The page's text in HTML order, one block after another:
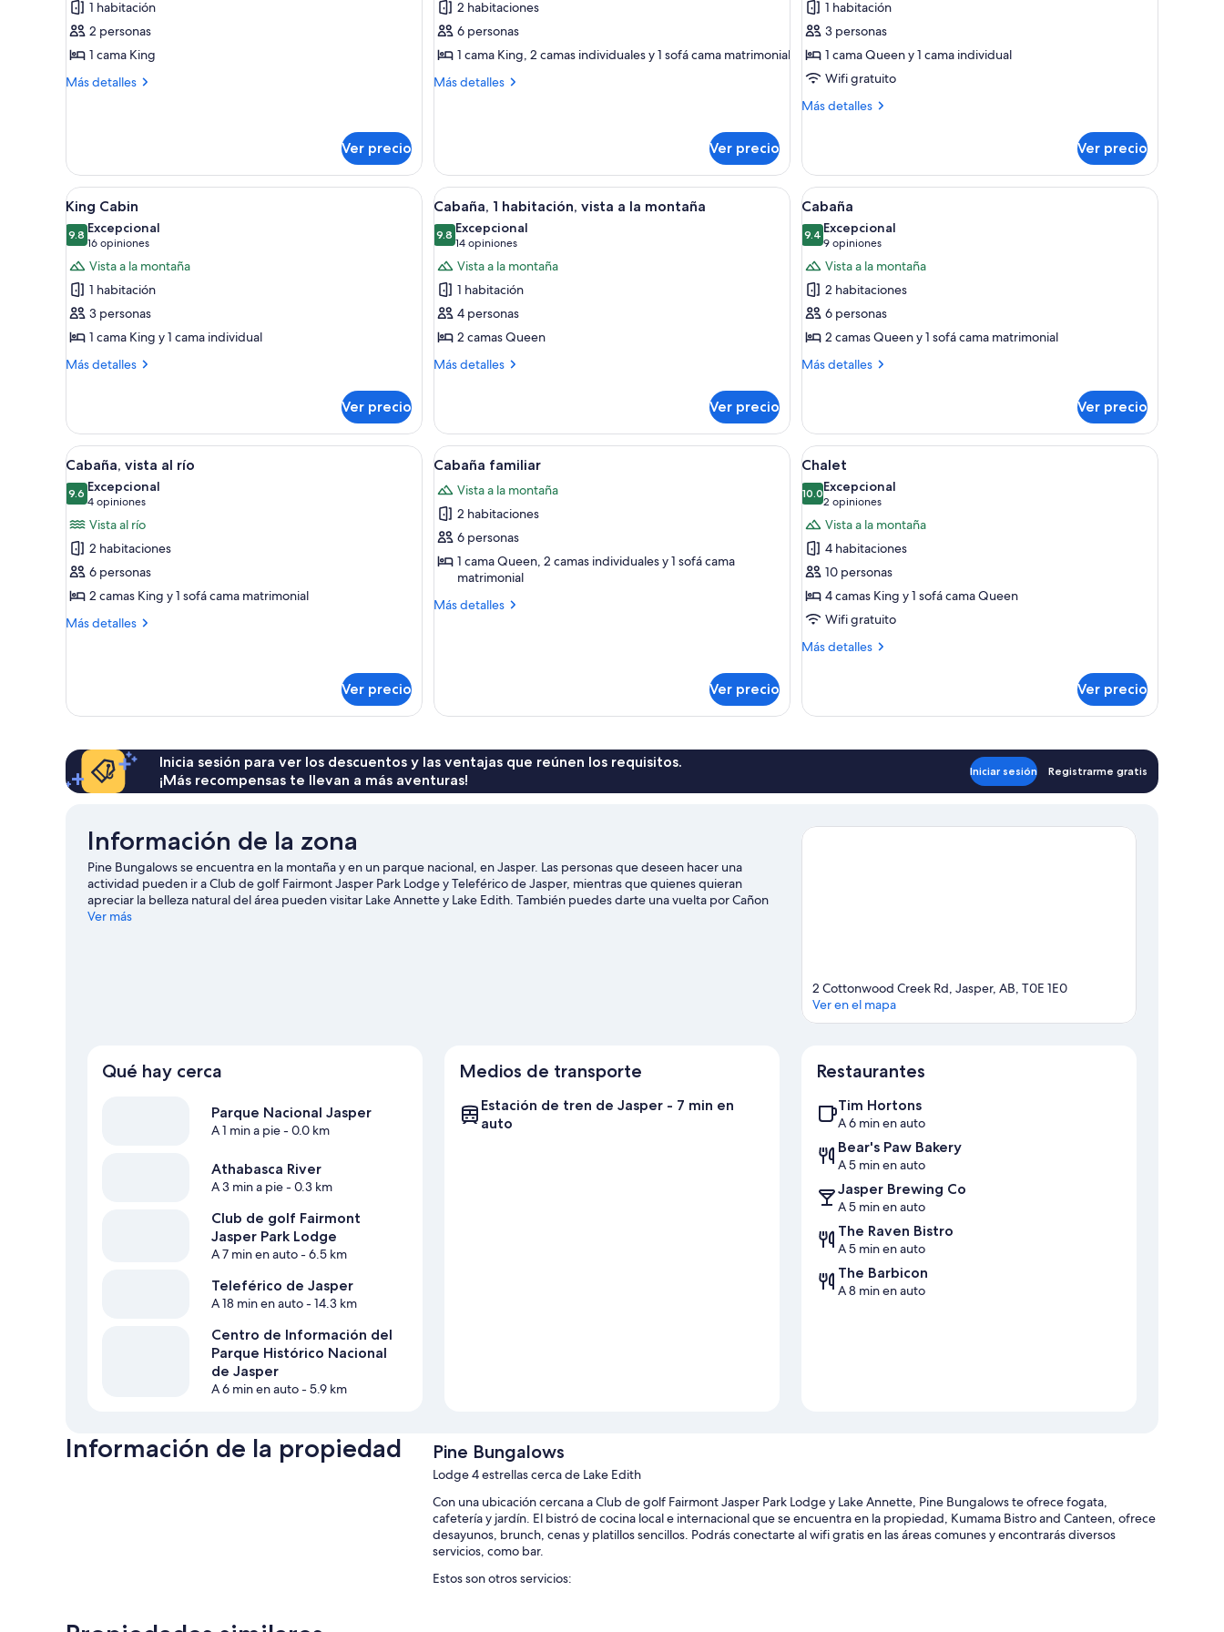
Cabaña,
vista
al
río
1 habitación
2 personas
1 cama King
Más detalles
Más
al
río
Ver precio
Cabaña
familiar,
vista
al
2 habitaciones
6 personas
1 cama King, 2 camas individuales y 1 sofá cama matrimonial
Más detalles
Más
vista
al
río
Ver precio
Habitación
doble
1 habitación
3 personas
1 cama Queen y 1 cama individual
Wifi gratuito
Más detalles
Más
doble
Ver precio
Abrir
todas
las
fotos
de
King
Cabin
Una cabaña de troncos con puerta roja, rodeada de un bosque denso.
11
King Cabin
9.89.8 de 10
Excepcional
16 opiniones
(16
opiniones)
Vista a la montaña
1 habitación
3 personas
1 cama King y 1 cama individual
Más detalles
Más
Cabin
Ver precio
Abrir
todas
las
fotos
de
Cabaña,
1
habitación,
vista
montaña
Una cabaña con chimenea de piedra, techo verde y rodeada de árboles y rocas.
10
Cabaña, 1 habitación, vista a la montaña
9.89.8 de 10
Excepcional
14 opiniones
(14
opiniones)
Vista a la montaña
1 habitación
4 personas
2 camas Queen
Más detalles
Más
1
habitación,
vista
la
montaña
Ver precio
Abrir
todas
las
fotos
de
Cabaña
Una cabaña de troncos con puerta roja, dos
14
Cabaña
9.49.4 de 10
Excepcional
9 opiniones
(9
opiniones)
Vista a la montaña
2 habitaciones
6 personas
2 camas Queen y 1 sofá cama matrimonial
Más detalles
Más
Ver precio
Abrir
todas
las
fotos
de
Cabaña,
vista
al
río
Una cabaña rústica con techo verde, una mesa de picnic de madera y un bote de basura adelante.
12
Cabaña, vista al río
9.69.6 de 10
Excepcional
4 opiniones
(4
opiniones)
Vista al río
2 habitaciones
6 personas
2 camas King y 1 sofá cama matrimonial
Más detalles
Más
al
río
Ver precio
Abrir
todas
las
fotos
de
Cabaña
familiar
Una cabaña de troncos con puerta roja, dos ventanas y chimenea de piedra.
15
Cabaña familiar
Vista a la montaña
2 habitaciones
6 personas
1 cama Queen, 2 camas individuales y 1 sofá cama
matrimonial
Más detalles
Más
Ver precio
Abrir
todas
las
fotos
de
Chalet
Una cabaña de madera con techo verde,
27
Chalet
10.010.0 de 10
Excepcional
2 opiniones
(2
opiniones)
Vista a la montaña
4 habitaciones
10 personas
4 camas King y 1 sofá cama Queen
Wifi gratuito
Más detalles
Más
Ver precio
Inicia sesión para ver los descuentos y las ventajas que reúnen los requisitos.
¡Más recompensas te llevan a más aventuras!
Iniciar sesión Registrarme gratis
Información de la zona
Pine Bungalows se encuentra en la montaña y en un parque nacional, en Jasper. Las personas que deseen hacer una
actividad pueden ir a Club de golf Fairmont Jasper Park Lodge y Teleférico de Jasper, mientras que quienes quieran
apreciar la belleza natural del área pueden visitar Lake Annette y Lake Edith. También puedes darte una vuelta por Cañon
del Maligne y Pyramid Lake. Encontrarás muchas opciones para disfrutar del aire libre con actividades como paseos a pie o
Ver más
2 Cottonwood Creek Rd, Jasper, AB, T0E 1E0
Ver en el mapa
Qué hay cerca
Parque Nacional Jasper
A 1 min a pie- 0.0 km
Athabasca River
A 3 min a pie- 0.3 km
Club de golf Fairmont
Jasper Park Lodge
A 7 min en auto- 6.5 km
Teleférico de Jasper
A 18 min en auto- 14.3 km
Centro de Información del
Parque Histórico Nacional
de Jasper
A 6 min en auto- 5.9 km
Medios de transporte
Estación de tren de Jasper - 7 min en
auto
Restaurantes
Tim Hortons
A 6 min en auto
Bear's Paw Bakery
A 5 min en auto
Jasper Brewing Co
A 5 min en auto
The Raven Bistro
A 5 min en auto
The Barbicon
A 8 min en auto
Información de la propiedad Pine Bungalows
Lodge 4 estrellas cerca de Lake Edith
Con una ubicación cercana a Club de golf Fairmont Jasper Park Lodge y Lake Annette, Pine Bungalows te ofrece fogata,
cafetería y jardín. El bistró de cocina local e internacional que se encuentra en la propiedad, Kumama Bistro and Canteen, ofrece
desayunos, brunch, cenas y platillos sencillos. Podrás conectarte al wifi gratis en las áreas comunes y encontrarás diversos
servicios, como bar.
Estos son otros servicios: